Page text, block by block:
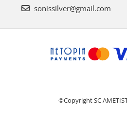
sonissilver@gmail.com
©Copyright SC